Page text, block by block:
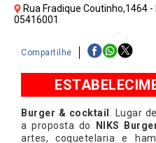
Rua Fradique Coutinho,1464
05416001
Compartilhe
Burger & cocktail . Lugar
a proposta do
NIKS
artes, coquetelaria e